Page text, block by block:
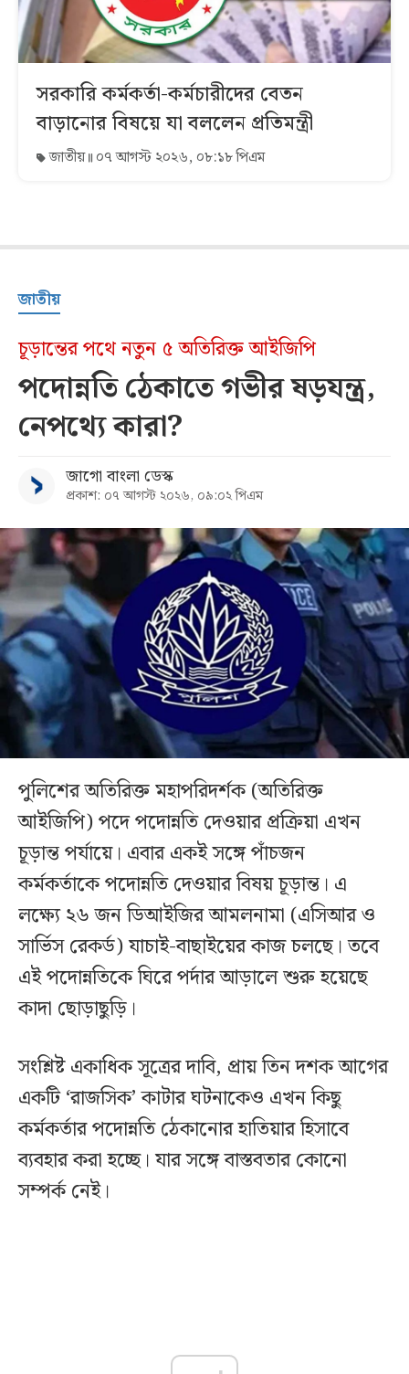
সরকারি কর্মকর্তা-কর্মচারীদের বেতন
বাড়ানোর বিষয়ে যা বললেন প্রতিমন্ত্রী
জাতীয় ০৭ আগস্ট ২০২৬, ০৮:১৮ পিএম
জাতীয়
চূড়ান্তের পথে নতুন ৫ অতিরিক্ত আইজিপি
পদোন্নতি ঠেকাতে গভীর ষড়যন্ত্র,
নেপথ্যে কারা?
জাগো বাংলা ডেস্ক
প্রকাশ: ০৭ আগস্ট ২০২৬, ০৯:০২ পিএম
পুলিশের অতিরিক্ত মহাপরিদর্শক (অতিরিক্ত
আইজিপি) পদে পদোন্নতি দেওয়ার প্রক্রিয়া এখন
চূড়ান্ত পর্যায়ে। এবার একই সঙ্গে পাঁচজন
কর্মকর্তাকে পদোন্নতি দেওয়ার বিষয় চূড়ান্ত। এ
লক্ষ্যে ২৬ জন ডিআইজির আমলনামা (এসিআর ও
সার্ভিস রেকর্ড) যাচাই-বাছাইয়ের কাজ চলছে। তবে
এই পদোন্নতিকে ঘিরে পর্দার আড়ালে শুরু হয়েছে
কাদা ছোড়াছুড়ি।
সংশ্লিষ্ট একাধিক সূত্রের দাবি, প্রায় তিন দশক আগের
একটি ‘রাজসিক’ কাটার ঘটনাকেও এখন কিছু
কর্মকর্তার পদোন্নতি ঠেকানোর হাতিয়ার হিসাবে
ব্যবহার করা হচ্ছে। যার সঙ্গে বাস্তবতার কোনো
সম্পর্ক নেই।